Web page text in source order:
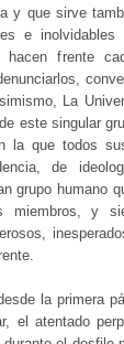
y que sirve
e inolvidables
frente
La
este singular
la que todos
de
grupo humano
miembros, y
la primera
el atentado